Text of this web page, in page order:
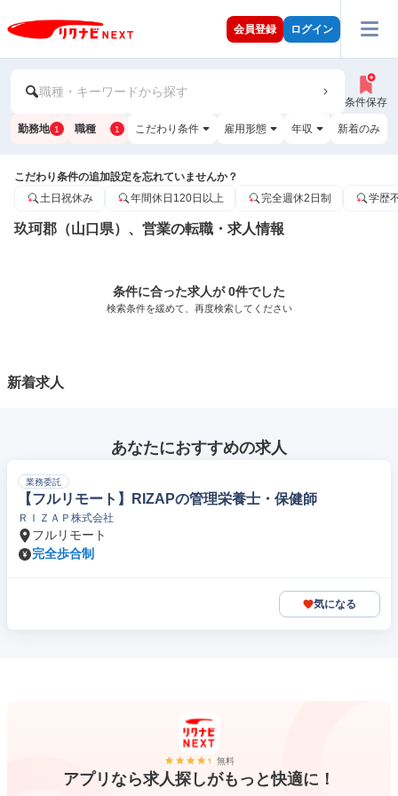
会員登録 ログイン
職種・キーワードから探す
条件保存
勤務地 1 職種 1 こだわり条件 雇用形態 年収 新着のみ
こだわり条件の追加設定を忘れていませんか？
土日祝休み
年間休日120日以上 完全週休2日制 学歴
玖珂郡（山口県）、営業の転職・求人情報
条件に合った求人が 0件でした
検索条件を緩めて、再度検索してください
新着求人
あなたにおすすめの求人
業務委託
【フルリモート】RIZAPの管理栄養士・保健師
ＲＩＺＡＰ株式会社
フルリモート
完全歩合制
気になる
無料
アプリなら求人探しがもっと快適に！